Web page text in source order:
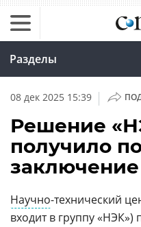
Разделы
08 дек 2025 15:39 |
Решение
получило
Научно-технический
входит в группу